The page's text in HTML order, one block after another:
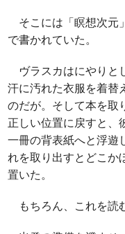
そこには「瞑想次元
で書かれていた。
ヴラスカはにやりと
汗に汚れた衣服を着
のだが。そして本を取
正しい位置に戻すと、
一冊の背表紙へと浮遊
れを取り出すとどこか
置いた。
もちろん、これを読